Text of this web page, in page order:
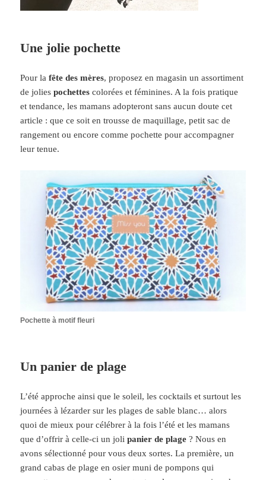
Une jolie pochette
Pour lafête des mères, proposez en magasin un assortiment
de joliespochettes colorées et féminines. A la fois pratique
et tendance, les mamans adopteront sans aucun doute cet
article : que ce soit en trousse de maquillage, petit sac de
rangement ou encore comme pochette pour accompagner
leur tenue.
Pochette à motif fleuri
Un panier de plage
L’été approche ainsi que le soleil, les cocktails et surtout les
journées à lézarder sur les plages de sable blanc… alors
quoi de mieux pour célébrer à la fois l’été et les mamans
que d’offrir à celle-ci un jolipanier de plage ? Nous en
avons sélectionné pour vous deux sortes. La première, un
grand cabas de plage en osier muni de pompons qui